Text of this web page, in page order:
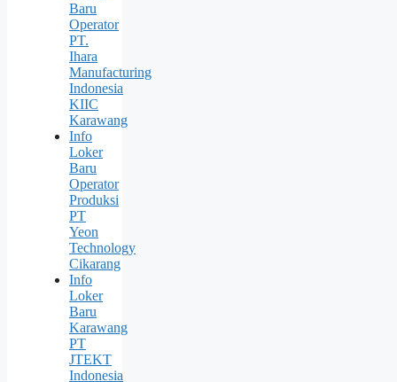
Baru
Operator
PT.
Ihara
Manufacturing
Indonesia
KIIC
Karawang
Info
Loker
Baru
Operator
Produksi
PT
Yeon
Technology
Cikarang
Info
Loker
Baru
Karawang
PT
JTEKT
Indonesia